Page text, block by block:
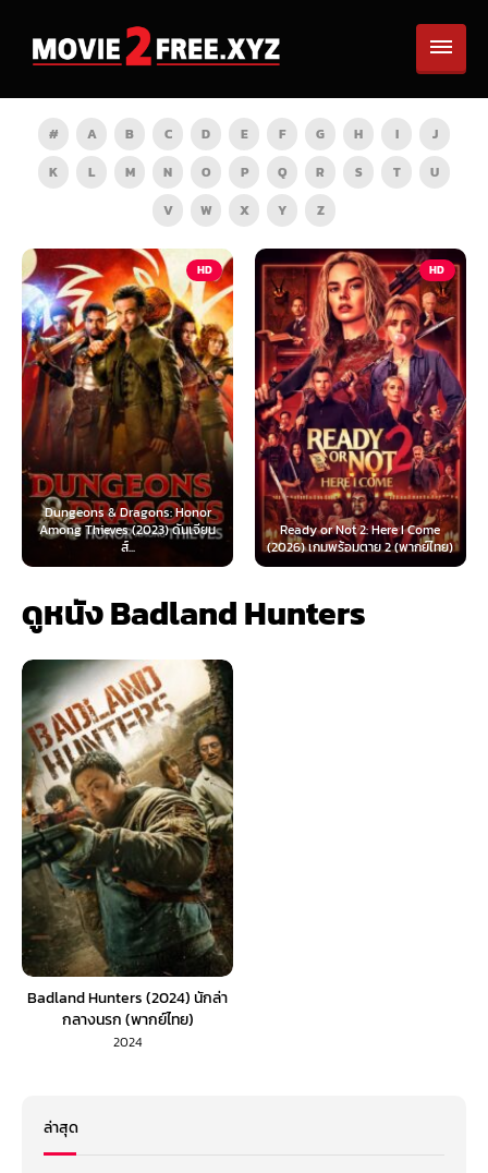
# A B C D E F G H I
J
K
L M N O P Q R S T
U
V
W X Y Z
HD
Dragons: Honor
(2023) ดันเจียน
HD
Ready or Not 2: Here I Come
(2026) เกมพร้อมตาย 2 (พากย์ไทย)
Now You See
(2025) อาช
ดูหนัง Badland Hunters
Badland Hunters (2024) นักล่า
กลางนรก (พากย์ไทย)
2024
ล่าสุด